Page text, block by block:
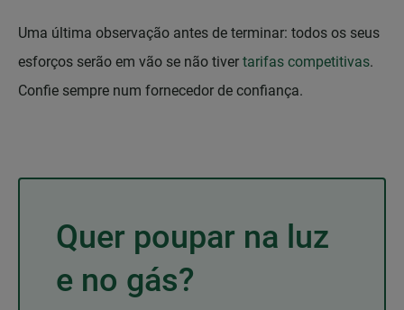
Uma última observação antes de terminar: todos os seus
esforços serão em vão se não tiver tarifas competitivas.
Confie sempre num fornecedor de confiança.
Quer poupar na luz
e no gás?